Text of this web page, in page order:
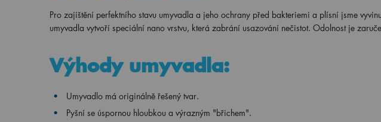
Pro zajištění perfektního stavu umyvadla a jeho ochrany před bakteriemi a plísní jsme
umyvadla vytvoří speciální nano vrstvu, která zabrání usazování nečistot. Odolnost je
Výhody umyvadla:
Umyvadlo má originálně řešený tvar.
Pyšní se úspornou hloubkou a výrazným "břichem".